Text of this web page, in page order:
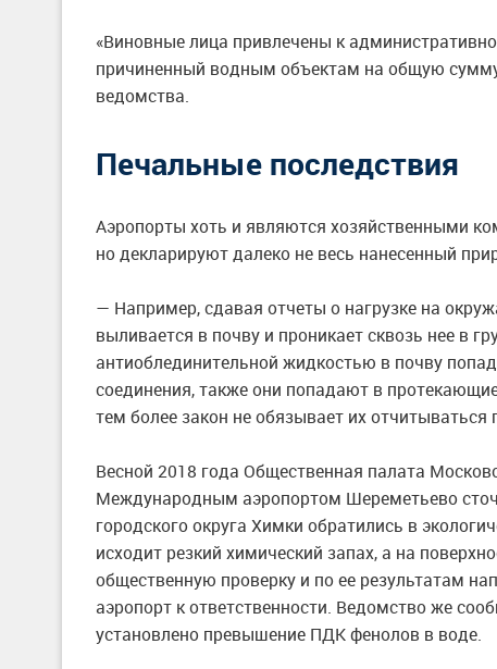
«Виновные лица привлечены к
причиненный водным объектам на общую
ведомства.
Печальные последствия
Аэропорты хоть и являются хозяйственными
но декларируют далеко не весь нанесенный
— Например, сдавая отчеты о нагрузке на
выливается в почву и проникает сквозь нее в
антиоблединительной жидкостью в почву
соединения, также они попадают в
тем более закон не обязывает их
Весной 2018 года Общественная палата
Международным аэропортом Шереметьево
городского округа Химки обратились в
исходит резкий химический запах, а на
общественную проверку и по ее результатам
аэропорт к ответственности. Ведомство же
установлено превышение ПДК фенолов в воде.